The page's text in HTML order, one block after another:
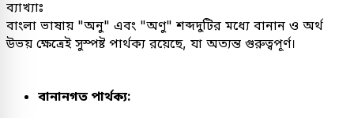
ব্যাখ্যাঃ
বাংলা ভাষায় "অনু" এবং "অণু" শব্দদুটির মধ্যে বানান ও অর্থ
উভয় ক্ষেত্রেই সুস্পষ্ট পার্থক্য রয়েছে, যা অত্যন্ত গুরুত্বপূর্ণ।
বানানগত পার্থক্য: